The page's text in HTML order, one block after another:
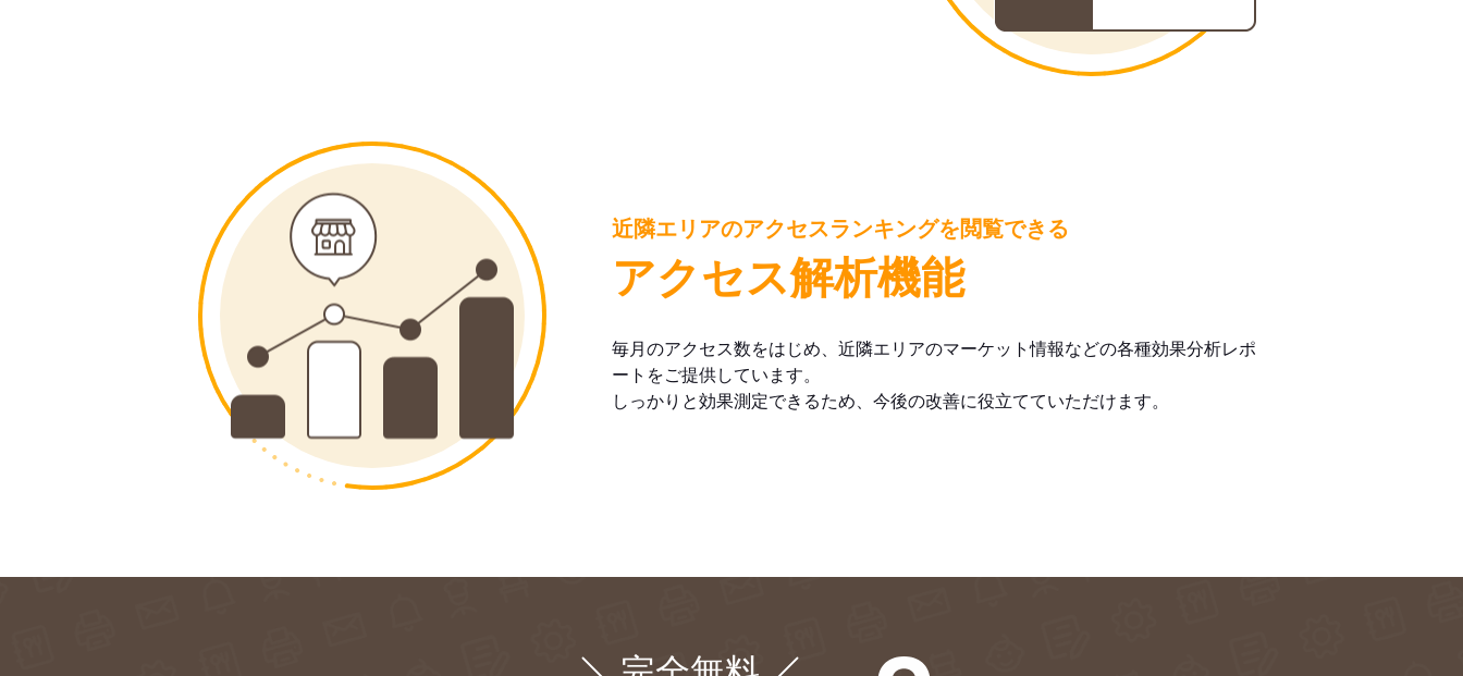
近隣エリアのアクセスランキングを閲覧できる
アクセス解析機能
毎月のアクセス数をはじめ、近隣エリアのマーケット情報などの各種効果分析レポ
ートをご提供しています。
しっかりと効果測定できるため、今後の改善に役立てていただけます。